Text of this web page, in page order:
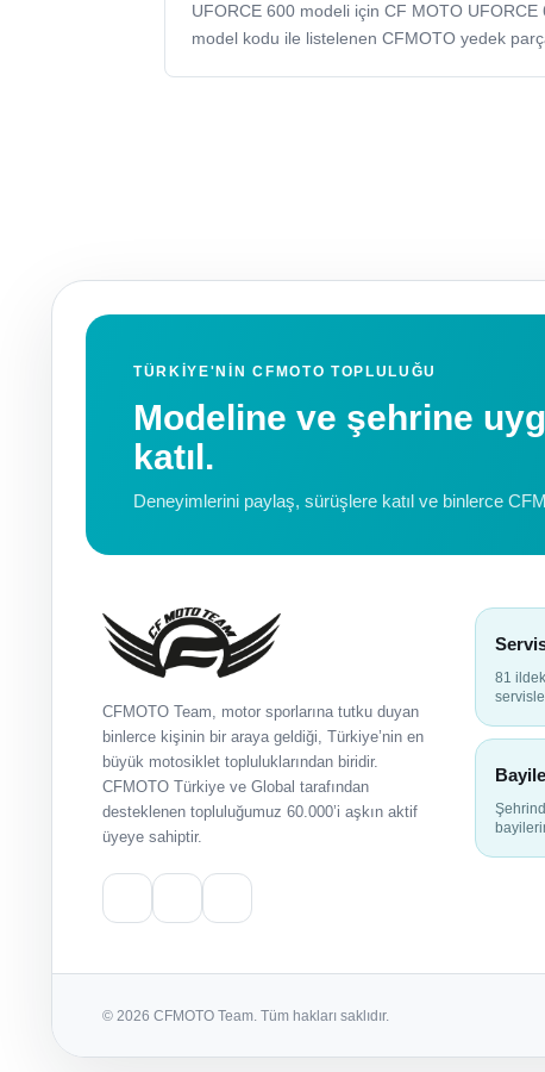
UFORCE 600 modeli için CF MOTO
model kodu ile listelenen CFMOTO yedek
TÜRKIYE'NIN CFMOTO TOPLULUĞU
Modeline ve şehrine
katıl.
Deneyimlerini paylaş, sürüşlere katıl ve binlerce
CFMOTO Team, motor sporlarına tutku duyan
binlerce kişinin bir araya geldiği, Türkiye’nin en
büyük motosiklet topluluklarından biridir.
CFMOTO Türkiye ve Global tarafından
desteklenen topluluğumuz 60.000’i aşkın aktif
üyeye sahiptir.
81
© 2026 CFMOTO Team. Tüm hakları saklıdır.